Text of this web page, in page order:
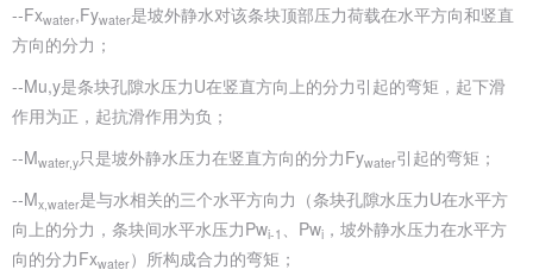
--Fxwater,Fywater是坡外静水对该条块顶部压力荷载在水平方向和竖直
方向的分力；
--Mu,y是条块孔隙水压力U在竖直方向上的分力引起的弯矩，起下滑
作用为正，起抗滑作用为负；
--Mwater,y只是坡外静水压力在竖直方向的分力Fywater引起的弯矩；
--Mx,water是与水相关的三个水平方向力（条块孔隙水压力U在水平方
向上的分力，条块间水平水压力Pwi-1 、Pwi ，坡外静水压力在水平方
向的分力Fxwater）所构成合力的弯矩；